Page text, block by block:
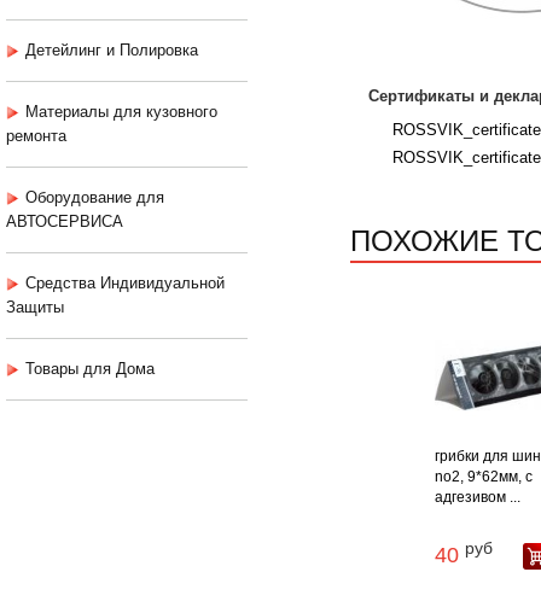
Детейлинг и Полировка
Материалы для кузовного
ремонта
Оборудование для
АВТОСЕРВИСА
Средства Индивидуальной
Защиты
Товары для Дома
Сертификаты и
ПОХОЖИЕ
грибки для шин
no2, 9*62мм, с
адгезивом ...
40 руб